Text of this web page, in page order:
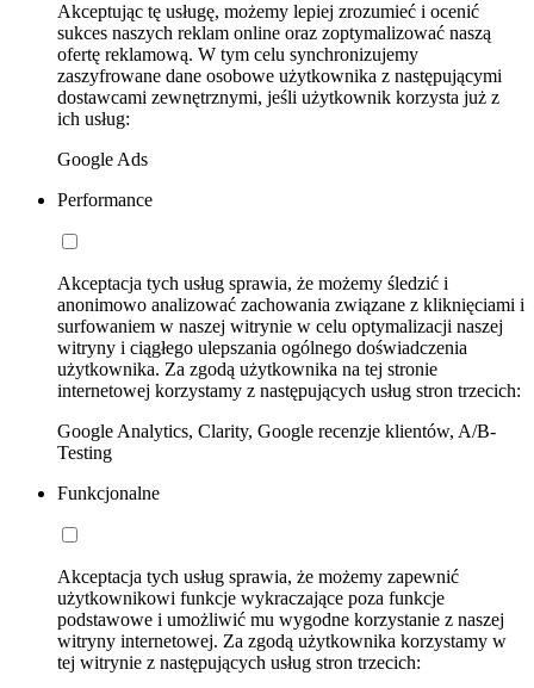
Akceptując tę usługę, możemy lepiej zrozumieć i ocenić
sukces naszych reklam online oraz zoptymalizować naszą
ofertę reklamową. W tym celu synchronizujemy
zaszyfrowane dane osobowe użytkownika z następującymi
dostawcami zewnętrznymi, jeśli użytkownik korzysta już z
ich usług:
Google Ads
Performance
Akceptacja tych usług sprawia, że możemy śledzić i
anonimowo analizować zachowania związane z kliknięciami i
surfowaniem w naszej witrynie w celu optymalizacji naszej
witryny i ciągłego ulepszania ogólnego doświadczenia
użytkownika. Za zgodą użytkownika na tej stronie
internetowej korzystamy z następujących usług stron trzecich:
Google Analytics, Clarity, Google recenzje klientów, A/B-
Testing
Funkcjonalne
Akceptacja tych usług sprawia, że możemy zapewnić
użytkownikowi funkcje wykraczające poza funkcje
podstawowe i umożliwić mu wygodne korzystanie z naszej
witryny internetowej. Za zgodą użytkownika korzystamy w
tej witrynie z następujących usług stron trzecich: